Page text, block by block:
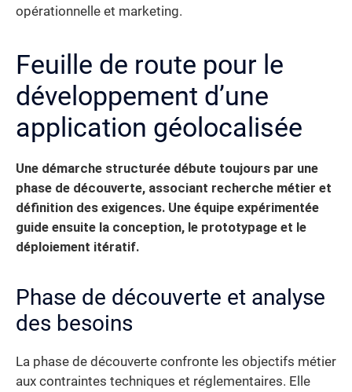
opérationnelle et marketing.
Feuille de route pour le
développement d’une
application géolocalisée
Une démarche structurée débute toujours par une
phase de découverte, associant recherche métier et
définition des exigences. Une équipe expérimentée
guide ensuite la conception, le prototypage et le
déploiement itératif.
Phase de découverte et analyse
des besoins
La phase de découverte confronte les objectifs métier
aux contraintes techniques et réglementaires. Elle